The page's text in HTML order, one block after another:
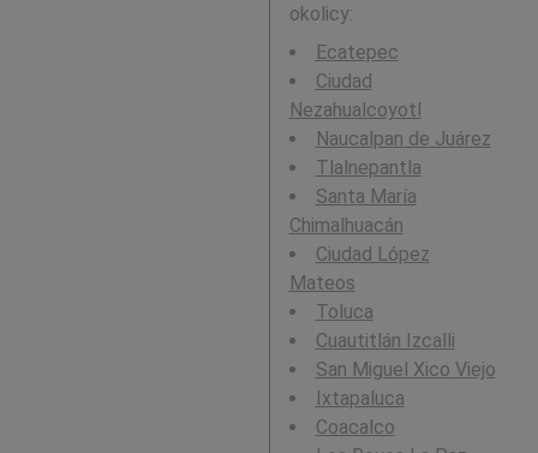
okolicy:
Ecatepec
Ciudad
Nezahualcoyotl
Naucalpan de Juárez
Tlalnepantla
Santa María
Chimalhuacán
Ciudad López
Mateos
Toluca
Cuautitlán Izcalli
San Miguel Xico Viejo
Ixtapaluca
Coacalco